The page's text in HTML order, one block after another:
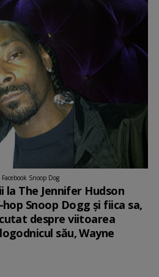
Facebook Snoop Dog
la The Jennifer Hudson
Snoop Dogg și fiica sa,
despre viitoarea
său, Wayne